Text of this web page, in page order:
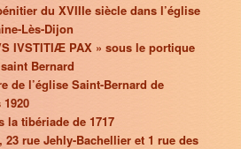
du XVIIIe siècle dans l’église
Lès-Dijon
IVSTITIÆ PAX » sous le portique
Bernard
de l’église Saint-Bernard de
la tibériade de 1717
23 rue Jehly-Bachellier et 1 rue des